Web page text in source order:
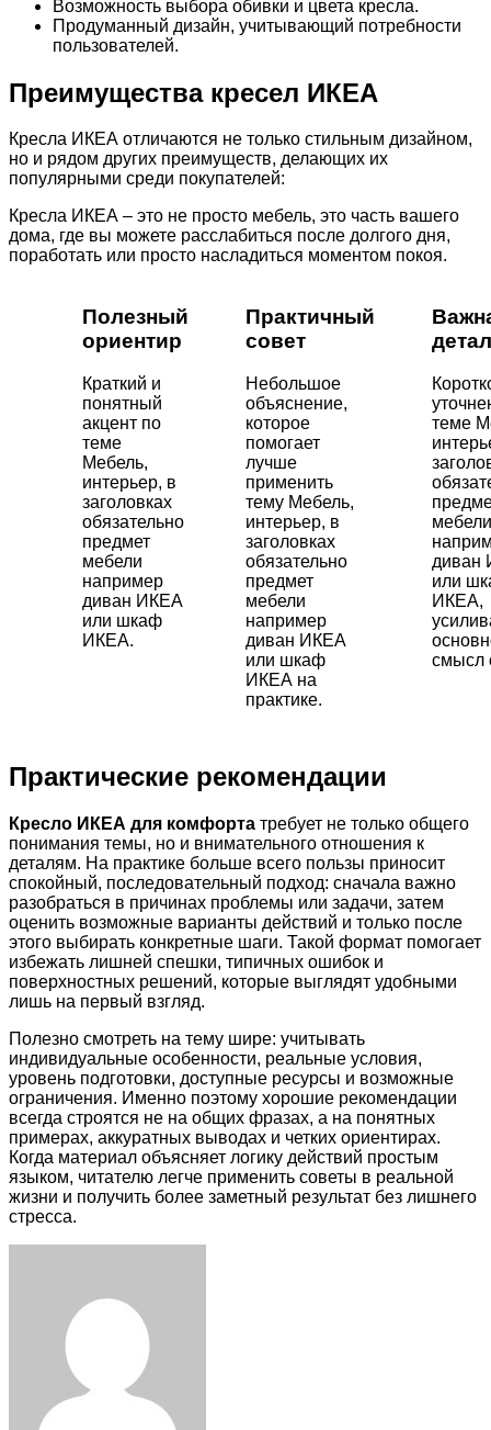
Возможность выбора обивки и цвета кресла.
Продуманный дизайн, учитывающий потребности
пользователей.
Преимущества кресел ИКЕА
Кресла ИКЕА отличаются не только стильным дизайном,
но и рядом других преимуществ, делающих их
популярными среди покупателей:
Кресла ИКЕА – это не просто мебель, это часть вашего
дома, где вы можете расслабиться после долгого дня,
поработать или просто насладиться моментом покоя.
Полезный
ориентир
Краткий и
понятный
акцент по
теме
Мебель,
интерьер, в
заголовках
обязательно
предмет
мебели
например
диван ИКЕА
или шкаф
ИКЕА.
Практичный
совет
Небольшое
объяснение,
которое
помогает
лучше
применить
тему Мебель,
интерьер, в
заголовках
обязательно
предмет
мебели
например
диван ИКЕА
или шкаф
ИКЕА на
практике.
теме
мебели
диван
или
ИКЕА,
смысл
Практические рекомендации
Кресло ИКЕА для комфорта требует не только общего
понимания темы, но и внимательного отношения к
деталям. На практике больше всего пользы приносит
спокойный, последовательный подход: сначала важно
разобраться в причинах проблемы или задачи, затем
оценить возможные варианты действий и только после
этого выбирать конкретные шаги. Такой формат помогает
избежать лишней спешки, типичных ошибок и
поверхностных решений, которые выглядят удобными
лишь на первый взгляд.
Полезно смотреть на тему шире: учитывать
индивидуальные особенности, реальные условия,
уровень подготовки, доступные ресурсы и возможные
ограничения. Именно поэтому хорошие рекомендации
всегда строятся не на общих фразах, а на понятных
примерах, аккуратных выводах и четких ориентирах.
Когда материал объясняет логику действий простым
языком, читателю легче применить советы в реальной
жизни и получить более заметный результат без лишнего
стресса.